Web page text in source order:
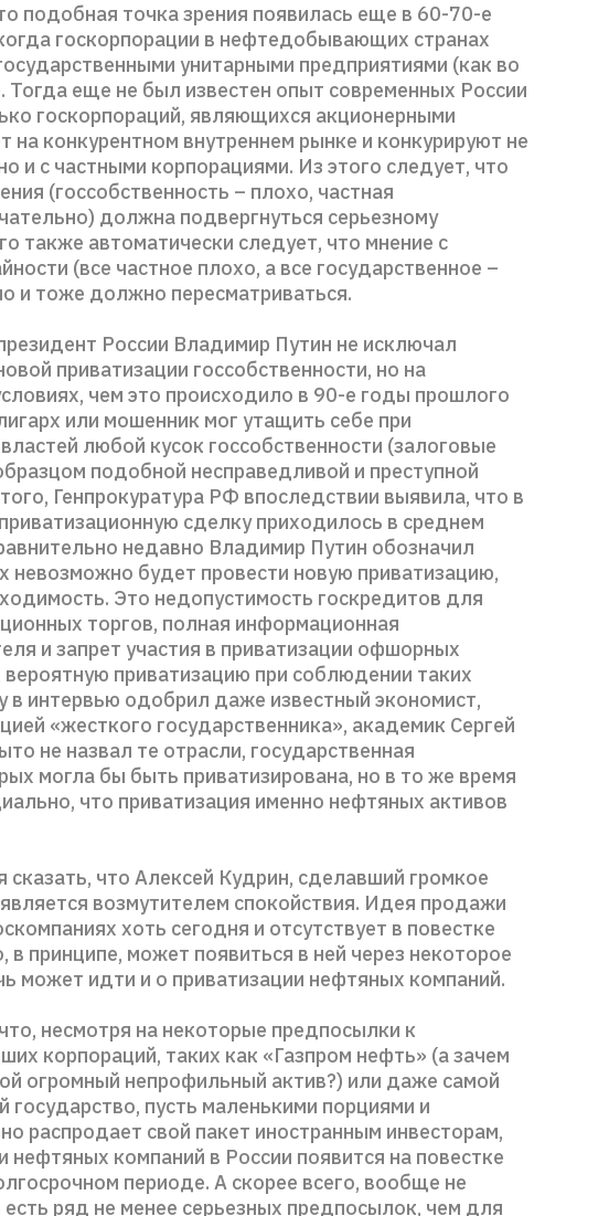
подобная точка зрения появилась еще в 60-70-е
госкорпорации в нефтедобывающих странах
унитарными предприятиями (как во
Тогда еще не был известен опыт современных России
госкорпораций, являющихся акционерными
конкурентном внутреннем рынке и конкурируют не
и с частными корпорациями. Из этого следует, что
(госсобственность – плохо, частная
должна подвергнуться серьезному
также автоматически следует, что мнение с
(все частное плохо, а все государственное –
и тоже должно пересматриваться.
России Владимир Путин не исключал
приватизации госсобственности, но на
чем это происходило в 90-е годы прошлого
или мошенник мог утащить себе при
любой кусок госсобственности (залоговые
подобной несправедливой и преступной
Генпрокуратура РФ впоследствии выявила, что в
сделку приходилось в среднем
недавно Владимир Путин обозначил
невозможно будет провести новую приватизацию,
Это недопустимость госкредитов для
торгов, полная информационная
и запрет участия в приватизации офшорных
приватизацию при соблюдении таких
в интервью одобрил даже известный экономист,
«жесткого государственника», академик Сергей
не назвал те отрасли, государственная
могла бы быть приватизирована, но в то же время
что приватизация именно нефтяных активов
сказать, что Алексей Кудрин, сделавший громкое
возмутителем спокойствия. Идея продажи
хоть сегодня и отсутствует в повестке
в принципе, может появиться в ней через некоторое
может идти и о приватизации нефтяных компаний.
несмотря на некоторые предпосылки к
корпораций, таких как «Газпром нефть» (а зачем
огромный непрофильный актив?) или даже самой
государство, пусть маленькими порциями и
распродает свой пакет иностранным инвесторам,
нефтяных компаний в России появится на повестке
периоде. А скорее всего, вообще не
ряд не менее серьезных предпосылок, чем для